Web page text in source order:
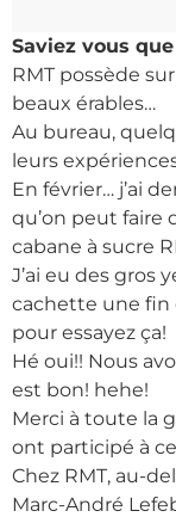
Saviez vous
RMT possède
beaux érables…
Au bureau,
leurs
En février… j’ai
qu’on peut faire
cabane à sucre
J’ai eu des gros
cachette une fin
pour essayez ça!
Hé oui!! Nous
est bon! hehe!
Merci à toute la
ont participé à
Chez RMT, au-
Marc-André